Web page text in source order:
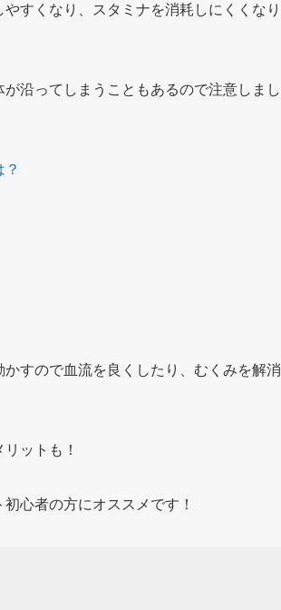
すくなり、スタミナを消耗しにくくなり
沿ってしまうこともあるので注意しまし
すので血流を良くしたり、むくみを解消
ットも！
心者の方にオススメです！